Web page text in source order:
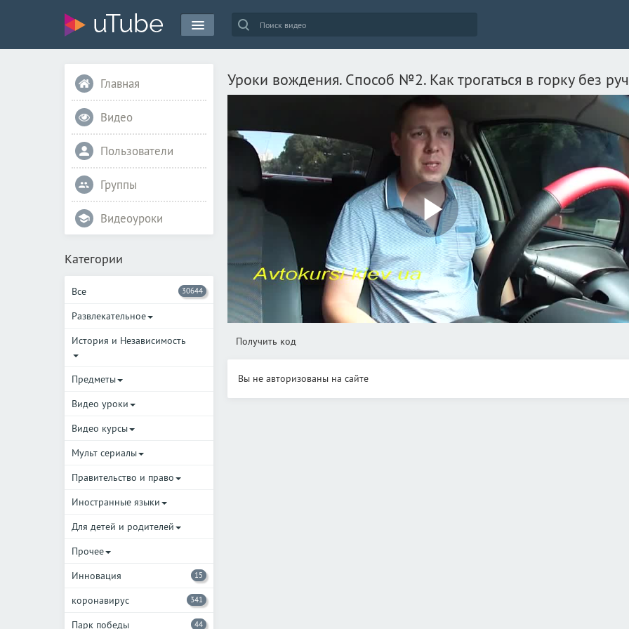
Главная
Видео
Пользователи
Группы
Видеоуроки
Категории
Все 30644
Развлекательное
История и Независимость
Предметы
Видео уроки
Видео курсы
Мульт сериалы
Правительство и право
Иностранные языки
Для детей и родителей
Прочее
Инновация
15
коронавирус 341
Парк победы 44
Уроки вождения. Способ №2. Как трогаться в горку без
Play
Video
Получить код
Вы не авторизованы на сайте